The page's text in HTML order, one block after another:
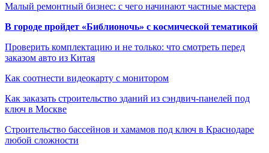
Малый ремонтный бизнес: с чего начинают частные мастера
В городе пройдет «Библионочь» с космической тематикой
Проверить комплектацию и не только: что смотреть перед
заказом авто из Китая
Как соотнести видеокарту с монитором
Как заказать строительство зданий из сэндвич-панелей под
ключ в Москве
Строительство бассейнов и хамамов под ключ в Краснодаре
любой сложности